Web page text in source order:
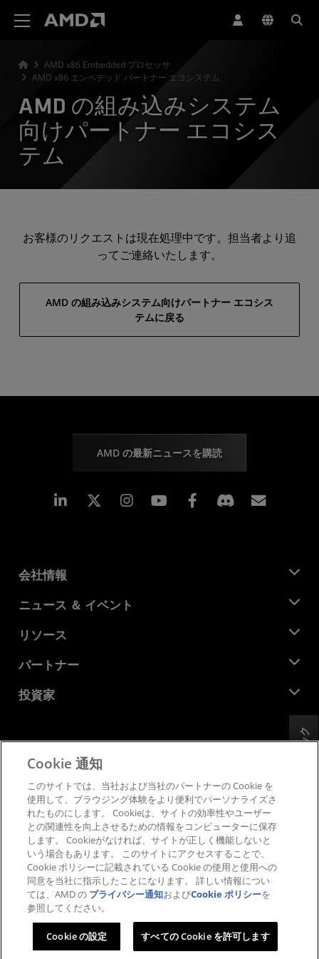
AMD x86 Embedded プロセッサ
AMD x86 エンベデッド パートナー エコシステム
AMD の組み込みシステム
向けパートナー エコシス
テム
お客様のリクエストは現在処理中です。担当者より追
ってご連絡いたします。
AMD の組み込みシステム向けパートナー エコシス
テムに戻る
AMD の最新ニュースを購読
Linkedin Instagram Facebook
会社情報
AMD について
企業責任
キャリア
お問い合わせ
ニュース ＆ イベント
ニュースルーム
メディア ライブラリ
リソース
デベロッパー セントラル
ケース スタディ
パートナー
AMD パートナー ハブ
投資家
財務情報
取締役会
SEC 提出書類
プライバシー
商標
サプライ チェーンの透明性
公正でオープンな競争
英国税務戦略
Cookie ポリシー
Cookie の設定
フィードバック
Cookie 通知
このサイトでは、当社および当社のパートナーの Cookie を
使用して、ブラウジング体験をより便利でパーソナライズさ
れたものにします。 Cookieは、サイトの効率性やユーザー
との関連性を向上させるための情報をコンピューターに保存
します。 Cookieがなければ、サイトが正しく機能しないと
いう場合もあります。 このサイトにアクセスすることで、
Cookie ポリシーに記載されている Cookie の使用と使用への
同意を当社に指示したことになります。 詳しい情報につい
ては、AMD の プライバシー通知およびCookie ポリシーを
参照してください。
Cookie の設定 すべての Cookie を許可します